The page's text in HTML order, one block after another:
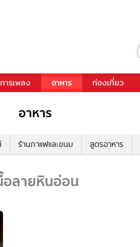
ารเพลง อาหาร ท่องเที่ยว
อาหาร
ร้านกาแฟและขนม สูตรอาหาร
อลายหินอ่อน